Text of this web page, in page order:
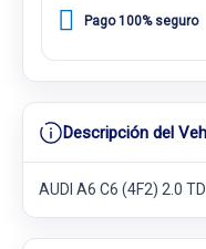
Pago 100% seguro
Descripción del
AUDI A6 C6 (4F2) 2.0